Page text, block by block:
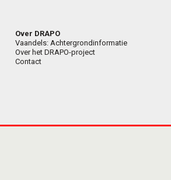
Over DRAPO
Vaandels: Achtergrondinformatie
Over het DRAPO-project
Contact